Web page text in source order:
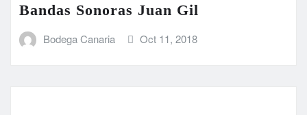
Bandas Sonoras Juan Gil
Bodega Canaria Oct 11, 2018